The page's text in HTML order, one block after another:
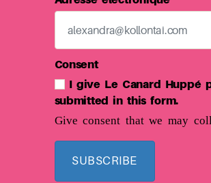
Consent
I give Le Canard Huppé
submitted in this form.
Give consent that we may
SUBSCRIBE